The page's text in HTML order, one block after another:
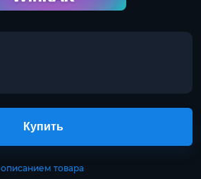
описанием товара
Купить